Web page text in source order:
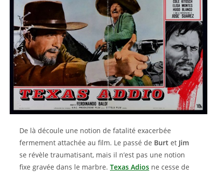
De là découle une notion de fatalité exacerbée
fermement attachée au film. Le passé de Burt et Jim
se révèle traumatisant, mais il n’est pas une notion
fixe gravée dans le marbre. Texas Adios ne cesse de